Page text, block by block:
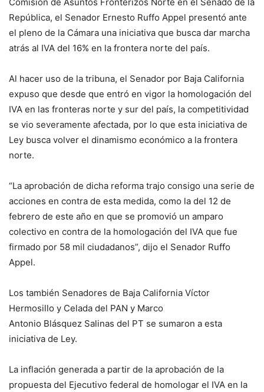
República, el Senador Ernesto Ruffo Appel presentó ante
el pleno de la Cámara una iniciativa que busca dar marcha
atrás al IVA del 16% en la frontera norte del país.
Al hacer uso de la tribuna, el Senador por Baja California
expuso que desde que entró en vigor la homologación del
IVA en las fronteras norte y sur del país, la competitividad
se vio severamente afectada, por lo que esta iniciativa de
Ley busca volver el dinamismo económico a la frontera
norte.
“La aprobación de dicha reforma trajo consigo una serie de
acciones en contra de esta medida, como la del 12 de
febrero de este año en que se promovió un amparo
colectivo en contra de la homologación del IVA que fue
firmado por 58 mil ciudadanos”, dijo el Senador Ruffo
Appel.
Los también Senadores de Baja California Víctor
Hermosillo y Celada del PAN y Marco
Antonio Blásquez Salinas del PT se sumaron a esta
iniciativa de Ley.
La inflación generada a partir de la aprobación de la
propuesta del Ejecutivo federal de homologar el IVA en la